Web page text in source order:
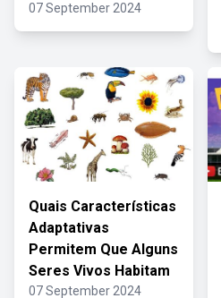
07 September 2024
Quais Características
Adaptativas
Permitem Que Alguns
Seres Vivos Habitam
07 September 2024